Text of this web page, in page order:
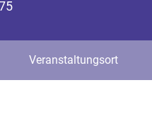
Veranstaltungsort